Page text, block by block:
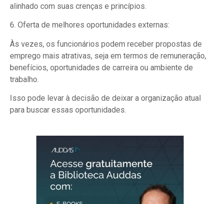
alinhado com suas crenças e princípios.
6. Oferta de melhores oportunidades externas:
Às vezes, os funcionários podem receber propostas de
emprego mais atrativas, seja em termos de remuneração,
benefícios, oportunidades de carreira ou ambiente de
trabalho.
Isso pode levar à decisão de deixar a organização atual
para buscar essas oportunidades.